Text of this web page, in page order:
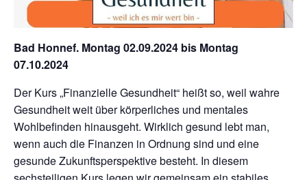
Bad Honnef. Montag 02.09.2024 bis Montag
07.10.2024
Der Kurs „Finanzielle Gesundheit“ heißt so, weil wahre
Gesundheit weit über körperliches und mentales
Wohlbefinden hinausgeht. Wirklich gesund lebt man,
wenn auch die Finanzen in Ordnung sind und eine
gesunde Zukunftsperspektive besteht. In diesem